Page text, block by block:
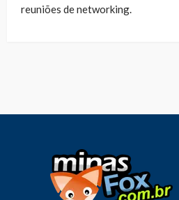
reuniões de networking.